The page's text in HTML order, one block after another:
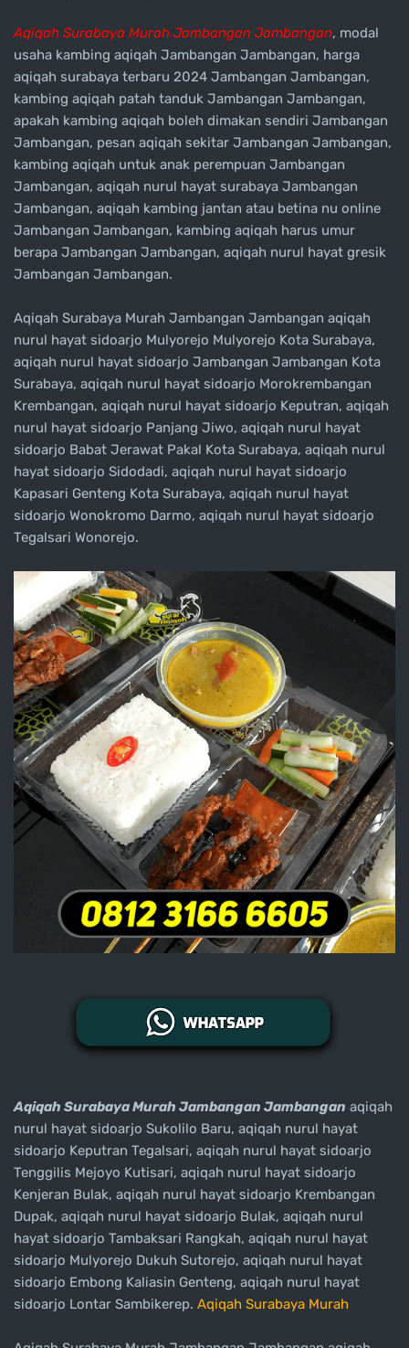
Aqiqah Surabaya Murah Jambangan Jambangan, modal
usaha kambing aqiqah Jambangan Jambangan, harga
aqiqah surabaya terbaru 2024 Jambangan Jambangan,
kambing aqiqah patah tanduk Jambangan Jambangan,
apakah kambing aqiqah boleh dimakan sendiri Jambangan
Jambangan, pesan aqiqah sekitar Jambangan Jambangan,
kambing aqiqah untuk anak perempuan Jambangan
Jambangan, aqiqah nurul hayat surabaya Jambangan
Jambangan, aqiqah kambing jantan atau betina nu online
Jambangan Jambangan, kambing aqiqah harus umur
berapa Jambangan Jambangan, aqiqah nurul hayat gresik
Jambangan Jambangan.
Aqiqah Surabaya Murah Jambangan Jambangan aqiqah
nurul hayat sidoarjo Mulyorejo Mulyorejo Kota Surabaya,
aqiqah nurul hayat sidoarjo Jambangan Jambangan Kota
Surabaya, aqiqah nurul hayat sidoarjo Morokrembangan
Krembangan, aqiqah nurul hayat sidoarjo Keputran, aqiqah
nurul hayat sidoarjo Panjang Jiwo, aqiqah nurul hayat
sidoarjo Babat Jerawat Pakal Kota Surabaya, aqiqah nurul
hayat sidoarjo Sidodadi, aqiqah nurul hayat sidoarjo
Kapasari Genteng Kota Surabaya, aqiqah nurul hayat
sidoarjo Wonokromo Darmo, aqiqah nurul hayat sidoarjo
Tegalsari Wonorejo.
Aqiqah Surabaya Murah Jambangan Jambangan aqiqah
nurul hayat sidoarjo Sukolilo Baru, aqiqah nurul hayat
sidoarjo Keputran Tegalsari, aqiqah nurul hayat sidoarjo
Tenggilis Mejoyo Kutisari, aqiqah nurul hayat sidoarjo
Kenjeran Bulak, aqiqah nurul hayat sidoarjo Krembangan
Dupak, aqiqah nurul hayat sidoarjo Bulak, aqiqah nurul
hayat sidoarjo Tambaksari Rangkah, aqiqah nurul hayat
sidoarjo Mulyorejo Dukuh Sutorejo, aqiqah nurul hayat
sidoarjo Embong Kaliasin Genteng, aqiqah nurul hayat
sidoarjo Lontar Sambikerep. Aqiqah Surabaya Murah